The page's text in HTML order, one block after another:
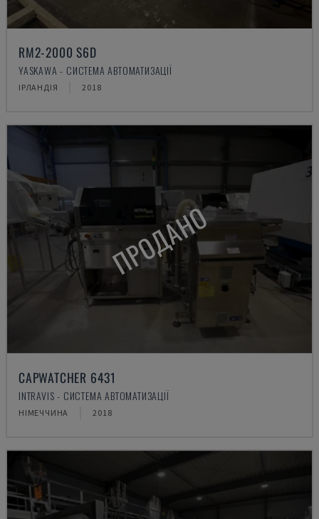
RM2-2000 S6D
YASKAWA - СИСТЕМА АВТОМАТИЗАЦІЇ
ІРЛАНДІЯ 2018
ПРОДАНО
CAPWATCHER 6431
INTRAVIS - СИСТЕМА АВТОМАТИЗАЦІЇ
НІМЕЧЧИНА 2018